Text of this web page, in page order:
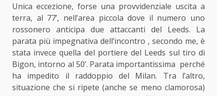
Unica eccezione, forse una provvidenziale uscita a
terra, al 77’, nell’area piccola dove il numero uno
rossonero anticipa due attaccanti del Leeds. La
parata più impegnativa dell’incontro , secondo me, è
stata invece quella del portiere del Leeds sul tiro di
Bigon, intorno al 50’. Parata importantissima perché
ha impedito il raddoppio del Milan. Tra l’altro,
situazione che si ripete (anche se meno clamorosa)